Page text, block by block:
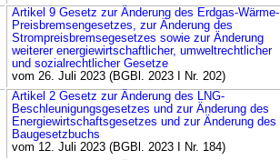
Artikel 9 Gesetz zur Änderung des Erdgas-Wärme-
Preisbremsengesetzes, zur Änderung des
Strompreisbremsegesetzes sowie zur Änderung
weiterer energiewirtschaftlicher, umweltrechtlicher
und sozialrechtlicher Gesetze
vom 26. Juli 2023 (BGBl. 2023 I Nr. 202)
Artikel 2 Gesetz zur Änderung des LNG-
Beschleunigungsgesetzes und zur Änderung des
Energiewirtschaftsgesetzes und zur Änderung des
Baugesetzbuchs
vom 12. Juli 2023 (BGBl. 2023 I Nr. 184)